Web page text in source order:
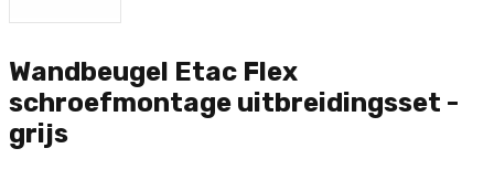
Wandbeugel Etac Flex
schroefmontage uitbreidingsset -
grijs